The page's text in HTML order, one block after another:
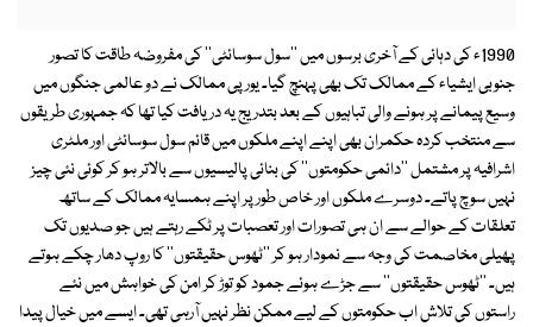
1990ء کی دہائی کے آخری برسوں میں ''سول سوسائٹی'' کی مفروضہ طاقت کا تصور
جنوبی ایشیاء کے ممالک تک بھی پہنچ گیا۔ یورپی ممالک نے دو عالمی جنگوں میں
وسیع پیمانے پر ہونے والی تباہیوں کے بعد بتدریج یہ دریافت کیا تھا کہ جمہوری طریقوں
سے منتخب کردہ حکمران بھی اپنے اپنے ملکوں میں قائم سول سوسائٹی اور ملٹری
اشرافیہ پر مشتمل ''دائمی حکومتوں'' کی بنائی پالیسیوں سے بالاتر ہو کر کوئی نئی چیز
نہیں سوچ پاتے۔ دوسرے ملکوں اور خاص طور پر اپنے ہمسایہ ممالک کے ساتھ
تعلقات کے حوالے سے ان ہی تصورات اور تعصبات پر ٹکے رہتے ہیں جو صدیوں تک
پھیلی مخاصمت کی وجہ سے نمودار ہو کر ''ٹھوس حقیقتوں'' کا روپ دھار چکے ہوتے
ہیں۔ ''ٹھوس حقیقتوں'' سے جڑے ہوئے جمود کو توڑ کر امن کی خواہش میں نئے
راستوں کی تلاش اب حکومتوں کے لیے ممکن نظر نہیں آرہی تھی۔ ایسے میں خیال پیدا